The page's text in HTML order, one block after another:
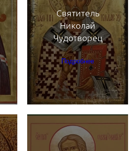
Святитель
Николай
Чудотворец
Подробнее